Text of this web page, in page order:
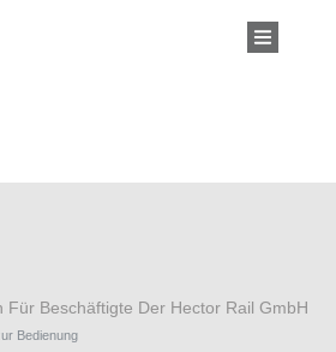
Für Beschäftigte Der Hector Rail GmbH
Bedienung